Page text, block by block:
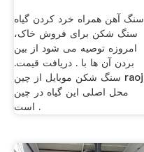
سنگ آهن همراه خرد کردن گیاه
سنگ شکن برای فروش خاک،
امروزه توصیه می شود از بین
بردن آن ها با . دریافت قیمت.
سنگ شکن موبایل از چین raoja
محل اصلی این گیاه در چین
است .